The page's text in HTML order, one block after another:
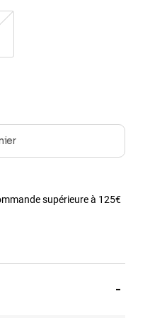
supérieure à 125€